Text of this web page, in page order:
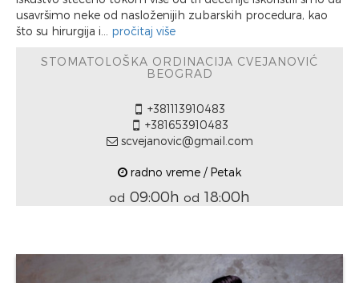
usavršimo neke od nasloženijih zubarskih procedura, kao
što su hirurgija i... pročitaj više
STOMATOLOŠKA ORDINACIJA CVEJANOVIĆ
BEOGRAD
+381113910483
+381653910483
scvejanovic@gmail.com
radno vreme / Petak
od 09:00h od 18:00h